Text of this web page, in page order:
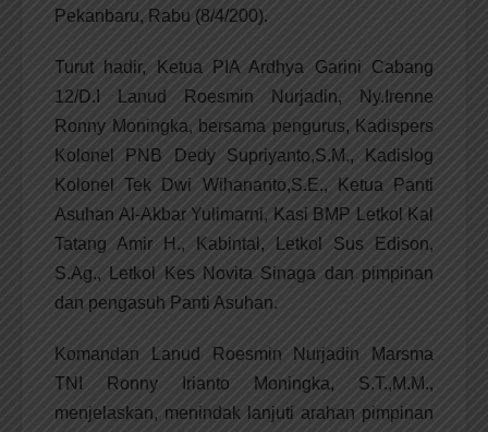
Pekanbaru, Rabu (8/4/200).
Turut hadir, Ketua PIA Ardhya Garini Cabang
12/D.I Lanud Roesmin Nurjadin, Ny.Irenne
Ronny Moningka, bersama pengurus, Kadispers
Kolonel PNB Dedy Supriyanto,S.M., Kadislog
Kolonel Tek Dwi Wihananto,S.E., Ketua Panti
Asuhan Al-Akbar Yulimarni, Kasi BMP Letkol Kal
Tatang Amir H., Kabintal, Letkol Sus Edison,
S.Ag., Letkol Kes Novita Sinaga dan pimpinan
dan pengasuh Panti Asuhan.
Komandan Lanud Roesmin Nurjadin Marsma
TNI Ronny Irianto Moningka, S.T.,M.M.,
menjelaskan, menindak lanjuti arahan pimpinan